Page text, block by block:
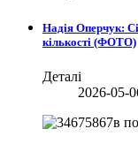
Надія Оперчук:
кількості (ФОТО)
Деталі
2026-05-